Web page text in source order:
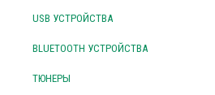
USB УСТРОЙСТВА
BLUETOOTH УСТРОЙСТВА
ТЮНЕРЫ